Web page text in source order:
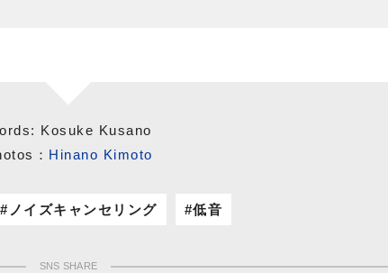
Kosuke Kusano
： Hinano Kimoto
ノイズキャンセリング 低音
SNS SHARE